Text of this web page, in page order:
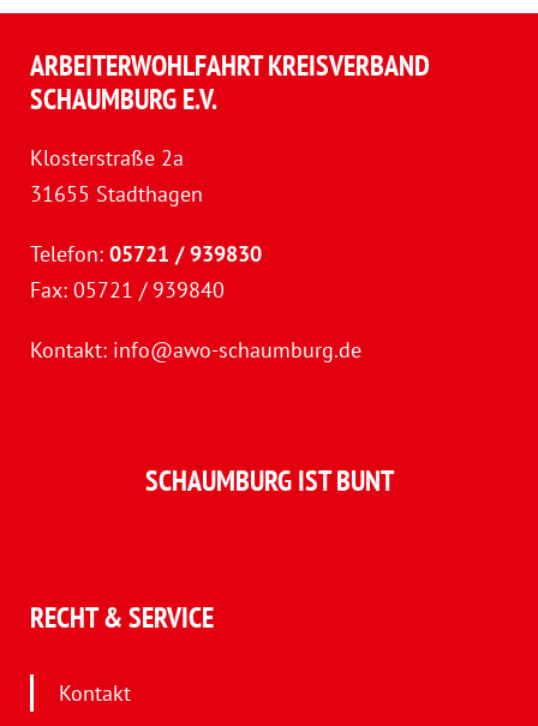
ARBEITERWOHLFAHRT KREISVERBAND
SCHAUMBURG E.V.
Klosterstraße 2a
31655 Stadthagen
Telefon: 05721 / 939830
Fax: 05721 / 939840
Kontakt: info@awo-schaumburg.de
SCHAUMBURG IST BUNT
RECHT & SERVICE
Kontakt